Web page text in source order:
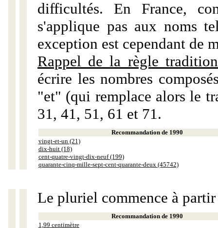
difficultés. En France,
s'applique pas aux noms
exception est cependant de
Rappel de la règle
écrire les nombres
"et" (qui remplace alors le
31, 41, 51, 61 et 71.
Recommandation de 1990
vingt-et-un (21)
dix-huit (18)
cent-quatre-vingt-dix-neuf (199)
quarante-cinq-mille-sept-cent-quarante-deux (45742)
Le pluriel commence à
Recommandation de 1990
1,99 centimètre